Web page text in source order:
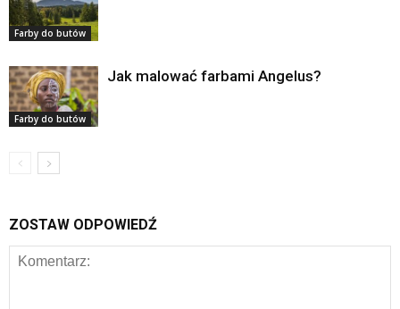
Farby do butów
Farby do butów
Jak malować farbami Angelus?
ZOSTAW ODPOWIEDŹ